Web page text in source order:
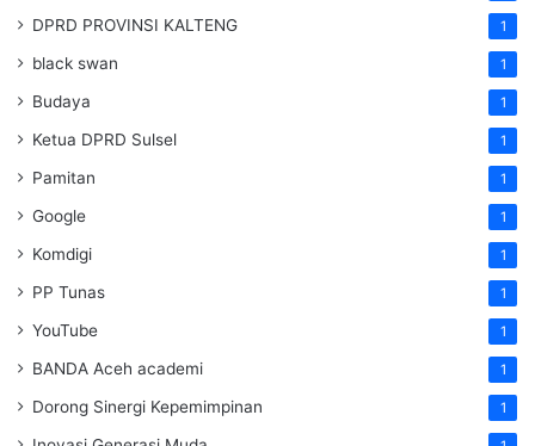
DPRD PROVINSI KALTENG 1
black swan 1
Budaya 1
Ketua DPRD Sulsel 1
Pamitan 1
Google 1
Komdigi 1
PP Tunas 1
YouTube 1
BANDA Aceh academi 1
Dorong Sinergi Kepemimpinan 1